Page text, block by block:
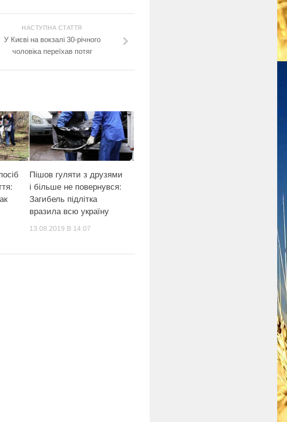
НАСТУПНА СТАТТЯ
У Києві на вокзалі 30-річного
чоловіка переїхав потяг
Пішов гуляти з друзями
і більше не повернувся:
Загибель підлітка
вразила всю україну
13.08.2019 В 14:07